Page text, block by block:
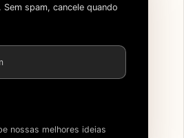
spam, cancele quando
nossas melhores ideias